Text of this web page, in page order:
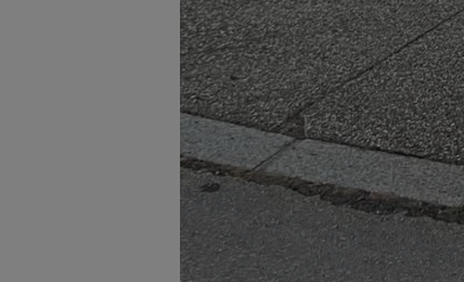
odnośnik
plików cookie
My, nasi Zaufani
Użycie dokładnych
Przechowywanie
badnie odbiorców i